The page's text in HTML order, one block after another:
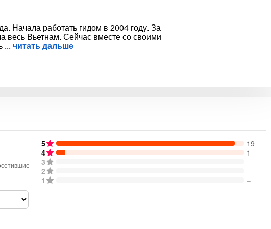
Начала работать гидом в 2004 году. За
весь Вьетнам. Сейчас вместе со своими
читать дальше
5
19
4
1
3
–
2
–
1
–